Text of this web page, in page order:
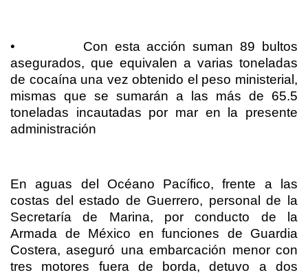
•
Con esta acción suman 89 bultos
asegurados, que equivalen a varias toneladas
de cocaína una vez obtenido el peso ministerial,
mismas que se sumarán a las más de 65.5
toneladas incautadas por mar en la presente
administración
En aguas del Océano Pacífico, frente a las
costas del estado de Guerrero, personal de la
Secretaría de Marina, por conducto de la
Armada de México en funciones de Guardia
Costera, aseguró una embarcación menor con
tres motores fuera de borda, detuvo a dos